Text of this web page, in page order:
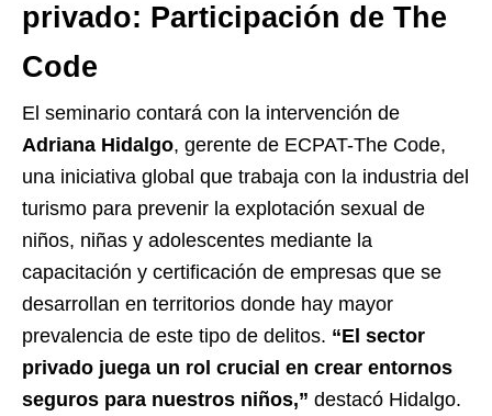
privado: Participación de The
Code
El seminario contará con la intervención de
Adriana Hidalgo, gerente de ECPAT-The Code,
una iniciativa global que trabaja con la industria del
turismo para prevenir la explotación sexual de
niños, niñas y adolescentes mediante la
capacitación y certificación de empresas que se
desarrollan en territorios donde hay mayor
prevalencia de este tipo de delitos. “El sector
privado juega un rol crucial en crear entornos
seguros para nuestros niños,” destacó Hidalgo.